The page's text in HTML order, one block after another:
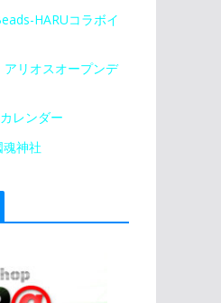
HARUコラボイ
リオスオープンデ
レンダー
神社